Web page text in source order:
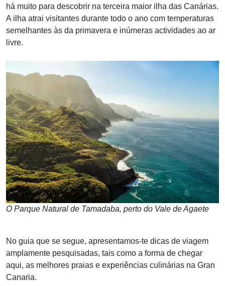
há muito para descobrir na terceira maior ilha das Canárias.
A ilha atrai visitantes durante todo o ano com temperaturas
semelhantes às da primavera e inúmeras actividades ao ar
livre.
O Parque Natural de Tamadaba, perto do Vale de Agaete
No guia que se segue, apresentamos-te dicas de viagem
amplamente pesquisadas, tais como a forma de chegar
aqui, as melhores praias e experiências culinárias na Gran
Canaria.